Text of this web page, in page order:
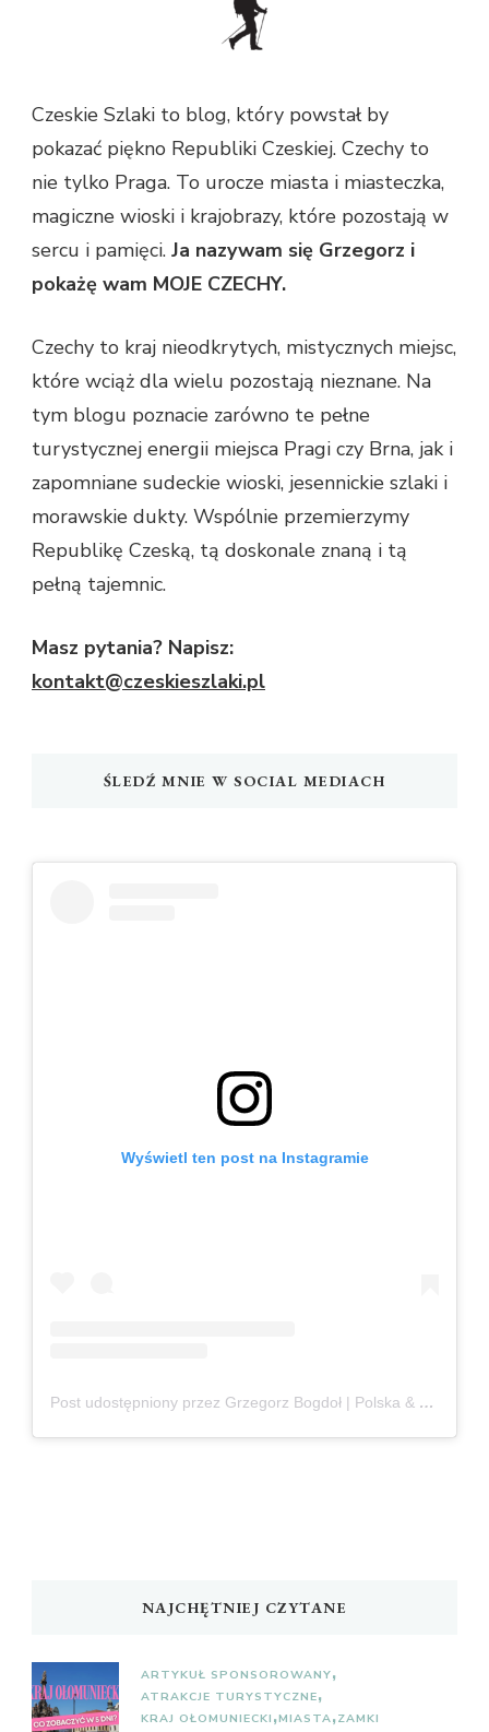
Czeskie Szlaki to blog, który powstał by
pokazać piękno Republiki Czeskiej. Czechy to
nie tylko Praga. To urocze miasta i miasteczka,
magiczne wioski i krajobrazy, które pozostają w
sercu i pamięci. Ja nazywam się Grzegorz i
pokażę wam MOJE CZECHY.
Czechy to kraj nieodkrytych, mistycznych miejsc,
które wciąż dla wielu pozostają nieznane. Na
tym blogu poznacie zarówno te pełne
turystycznej energii miejsca Pragi czy Brna, jak i
zapomniane sudeckie wioski, jesennickie szlaki i
morawskie dukty. Wspólnie przemierzymy
Republikę Czeską, tą doskonale znaną i tą
pełną tajemnic.
Masz pytania? Napisz:
kontakt@czeskieszlaki.pl
ŚLEDŹ MNIE W SOCIAL MEDIACH
Wyświetl ten post na Instagramie
Post udostępniony przez Grzegorz Bogdoł | Polska & Czechy
NAJCHĘTNIEJ CZYTANE
ARTYKUŁ SPONSOROWANY
ATRAKCJE TURYSTYCZNE
KRAJ OŁOMUNIECKI MIASTA ZAMKI